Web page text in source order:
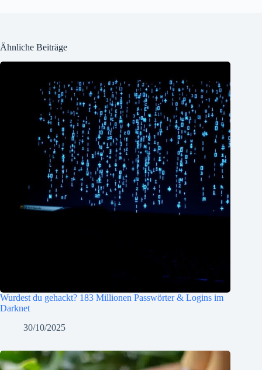
Ähnliche Beiträge
Wurdest du gehackt? 183 Millionen Passwörter & Logins im
Darknet
30/10/2025